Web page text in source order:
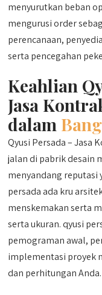
menyurutkan beban
mengurusi order
perencanaan,
serta pencegahan
Keahlian
Jasa
dalam
Qyusi Persada –
jalan di pabrik desain
menyandang reputasi
persada ada kru
menskemakan serta
serta ukuran. qyusi
pemograman awal,
implementasi proyek
dan perhitungan Anda.